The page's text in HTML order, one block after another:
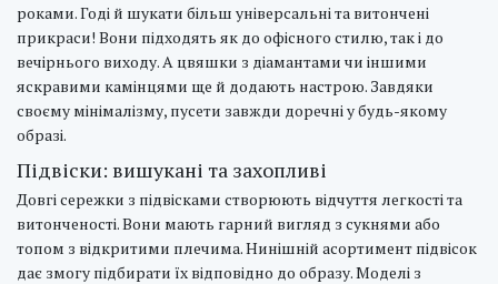
роками. Годі й шукати більш універсальні та витончені
прикраси! Вони підходять як до офісного стилю, так і до
вечірнього виходу. А цвяшки з діамантами чи іншими
яскравими камінцями ще й додають настрою. Завдяки
своєму мінімалізму, пусети завжди доречні у будь-якому
образі.
Підвіски: вишукані та захопливі
Довгі сережки з підвісками створюють відчуття легкості та
витонченості. Вони мають гарний вигляд з сукнями або
топом з відкритими плечима. Нинішній асортимент підвісок
дає змогу підбирати їх відповідно до образу. Моделі з